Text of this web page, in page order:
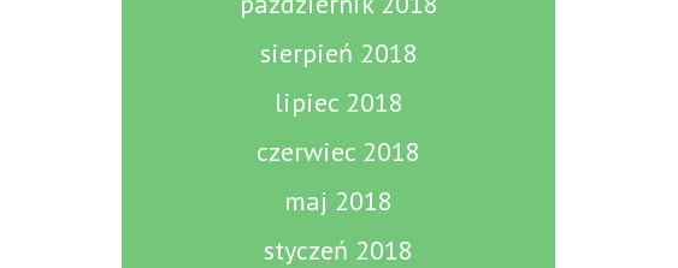
sierpień 2018
lipiec 2018
czerwiec 2018
maj 2018
styczeń 2018